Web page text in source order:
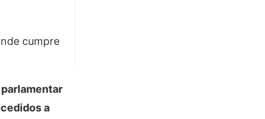
cumpre
parlamentar
a